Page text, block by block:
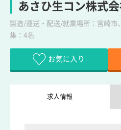
あさひ生コン株式
製造/運送・配送/就業場所：宮崎市
集：4名
お気に入り
求人情報